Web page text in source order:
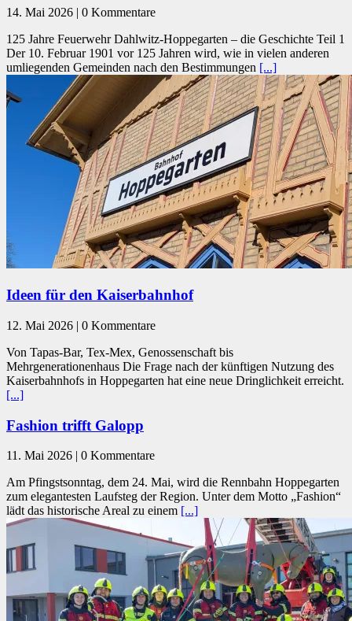
14. Mai 2026 | 0 Kommentare
125 Jahre Feuerwehr Dahlwitz-Hoppegarten – die Geschichte Teil 1
Der 10. Februar 1901 vor 125 Jahren wird, wie in vielen anderen
umliegenden Gemeinden nach den Bestimmungen [...]
Ideen für den Kaiserbahnhof
12. Mai 2026 | 0 Kommentare
Von Tapas-Bar, Tex-Mex, Genossenschaft bis
Mehrgenerationenhaus Die Frage nach der künftigen Nutzung des
Kaiserbahnhofs in Hoppegarten hat eine neue Dringlichkeit erreicht.
[...]
Fashion trifft Galopp
11. Mai 2026 | 0 Kommentare
Am Pfingstsonntag, dem 24. Mai, wird die Rennbahn Hoppegarten
zum elegantesten Laufsteg der Region. Unter dem Motto „Fashion“
lädt das historische Areal zu einem [...]